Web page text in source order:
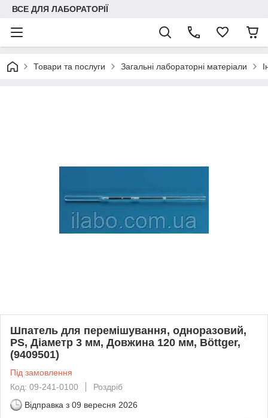
ВСЕ ДЛЯ ЛАБОРАТОРІЇ
Товари та послуги Загальні лабораторні матеріали
Шпатель для перемішування, одноразовий,
PS, Діаметр 3 мм, Довжина 120 мм, Böttger,
(9409501)
Під замовлення
Код: 09-241-0100
Роздріб
Відправка з 09 вересня 2026